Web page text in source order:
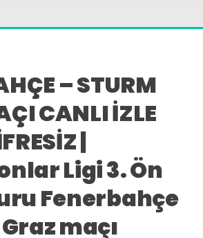
– STURM
CANLI İZLE
|
Ligi 3. Ön
Fenerbahçe
maçı